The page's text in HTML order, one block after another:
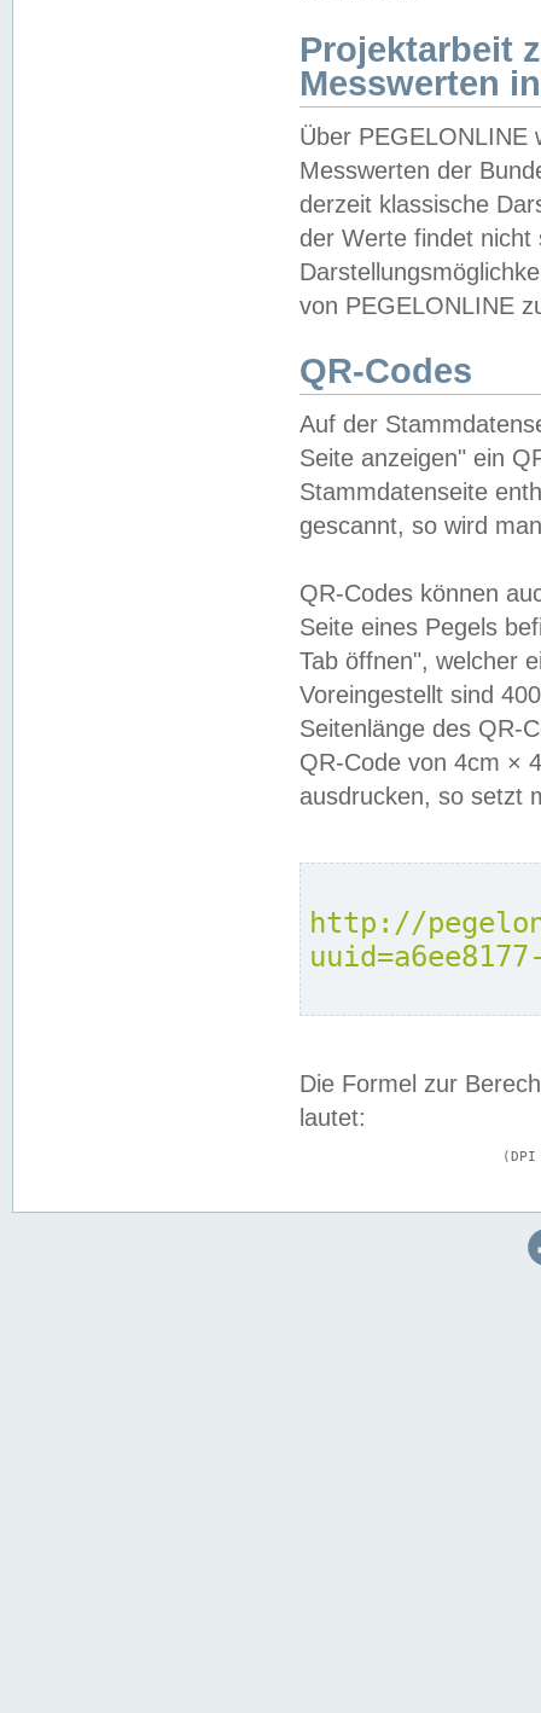
Projektarbeit
Messwerten
Über PEGELONLINE
Messwerten der
derzeit klassische
der Werte findet
von PEGELONLINE
QR-Codes
Auf der
Seite anzeigen" ein
Stammdatenseite
gescannt, so wird
QR-Codes können
Seite eines Pegels
Tab öffnen", welcher
Voreingestellt sind
Seitenlänge des QR-
QR-Code von 4cm ×
ausdrucken, so setzt
http://
Die Formel zur
lautet: